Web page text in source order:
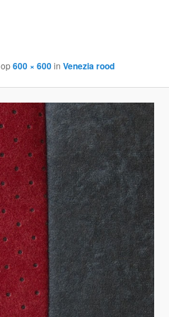
op600 × 600inVenezia rood